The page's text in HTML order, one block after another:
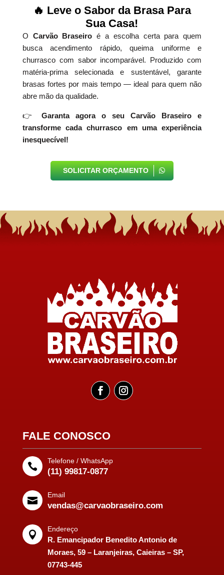
🔥 Leve o Sabor da Brasa Para
Sua Casa!
O Carvão Braseiro é a escolha certa para quem
busca acendimento rápido, queima uniforme e
churrasco com sabor incomparável. Produzido com
matéria-prima selecionada e sustentável, garante
brasas fortes por mais tempo — ideal para quem não
abre mão da qualidade.
👉
Garanta agora o seu Carvão Braseiro e
transforme cada churrasco em uma experiência
inesquecível!
SOLICITAR ORÇAMENTO
FALE CONOSCO

Telefone / WhatsApp
(11) 99817-0877

Email
vendas@carvaobraseiro.com

Endereço
R. Emancipador Benedito Antonio de
Moraes, 59 – Laranjeiras, Caieiras – SP,
07743-445